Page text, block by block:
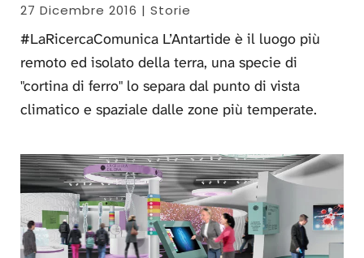
27 Dicembre 2016 | Storie
#LaRicercaComunica L’Antartide è il luogo più
remoto ed isolato della terra, una specie di
"cortina di ferro" lo separa dal punto di vista
climatico e spaziale dalle zone più temperate.